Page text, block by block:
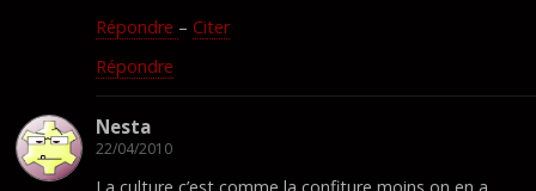
Répondre – Citer
Répondre
Nesta
22/04/2010